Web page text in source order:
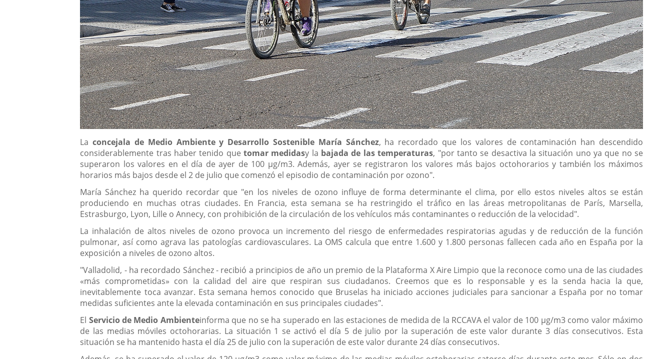
Descripción
Laconcejala de Medio Ambiente y Desarrollo Sostenible María Sánchez, ha recordado que los valores de contaminación han descendido
considerablemente tras haber tenido quetomar medidasy la bajada de las temperaturas, "por tanto se desactiva la situación uno ya que no se
superaron los valores en el día de ayer de 100 µg/m3. Además, ayer se registraron los valores más bajos octohorarios y también los máximos
horarios más bajos desde el 2 de julio que comenzó el episodio de contaminación por ozono".
María Sánchez ha querido recordar que "en los niveles de ozono influye de forma determinante el clima, por ello estos niveles altos se están
produciendo en muchas otras ciudades. En Francia, esta semana se ha restringido el tráfico en las áreas metropolitanas de París, Marsella,
Estrasburgo, Lyon, Lille o Annecy, con prohibición de la circulación de los vehículos más contaminantes o reducción de la velocidad".
La inhalación de altos niveles de ozono provoca un incremento del riesgo de enfermedades respiratorias agudas y de reducción de la función
pulmonar, así como agrava las patologías cardiovasculares. La OMS calcula que entre 1.600 y 1.800 personas fallecen cada año en España por la
exposición a niveles de ozono altos.
"Valladolid, - ha recordado Sánchez - recibió a principios de año un premio de la Plataforma X Aire Limpio que la reconoce como una de las ciudades
«más comprometidas» con la calidad del aire que respiran sus ciudadanos. Creemos que es lo responsable y es la senda hacia la que,
inevitablemente toca avanzar. Esta semana hemos conocido que Bruselas ha iniciado acciones judiciales para sancionar a España por no tomar
medidas suficientes ante la elevada contaminación en sus principales ciudades".
El Servicio de Medio Ambienteinforma que no se ha superado en las estaciones de medida de la RCCAVA el valor de 100 µg/m3 como valor máximo
de las medias móviles octohorarias. La situación 1 se activó el día 5 de julio por la superación de este valor durante 3 días consecutivos. Esta
situación se ha mantenido hasta el día 25 de julio con la superación de este valor durante 24 días consecutivos.